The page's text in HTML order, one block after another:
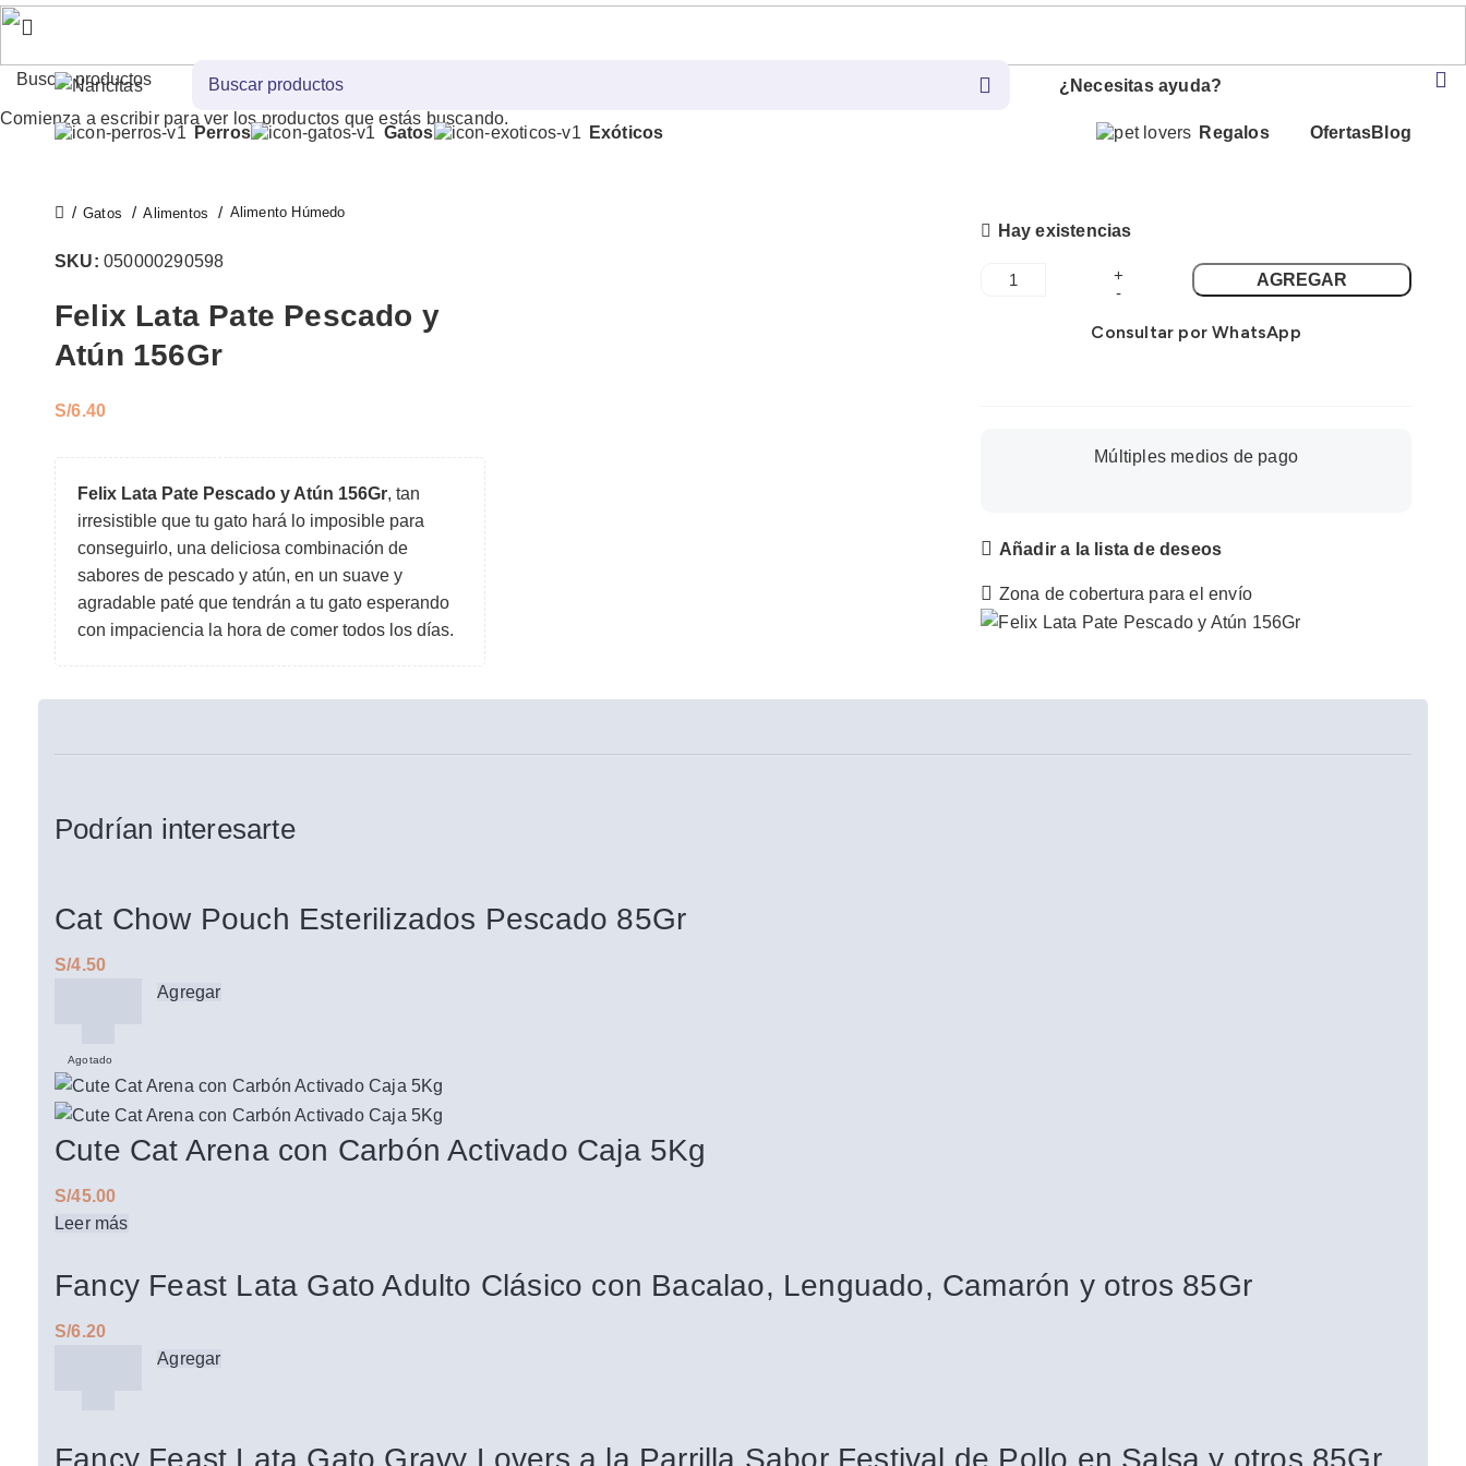
¿Necesitas ayuda?
Perros Gatos Exóticos Regalos OfertasBlog
Gatos Alimentos Alimento Húmedo
SKU: 050000290598
Felix Lata Pate Pescado y
Atún 156Gr
S/
Felix Lata Pate Pescado y Atún 156Gr, tan
irresistible que tu gato hará lo imposible para
conseguirlo, una deliciosa combinación de
sabores de pescado y atún, en un suave y
agradable paté que tendrán a tu gato esperando
con impaciencia la hora de comer todos los días.
Hay existencias
AGREGAR
Consultar por WhatsApp
Múltiples medios de pago
Añadir a la lista de deseos
Zona de cobertura para el envío
Podrían interesarte
Cat Chow Pouch Esterilizados Pescado 85Gr
S/
Agregar
Agotado
Cute Cat Arena con Carbón Activado Caja 5Kg
S/
Leer más
Fancy Feast Lata Gato Adulto Clásico con Bacalao, Lenguado, Camarón y otros 85Gr
S/
Agregar
Fancy Feast Lata Gato Gravy Lovers a la Parrilla Sabor Festival de Pollo en Salsa y otros 85Gr
Comienza a escribir para ver los productos que estás buscando.